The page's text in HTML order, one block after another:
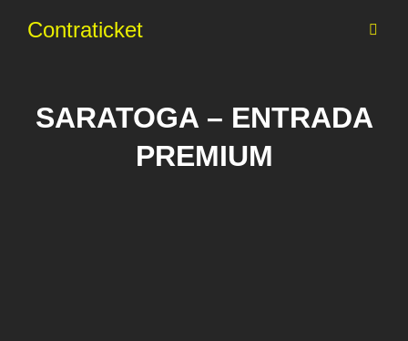
Contraticket
SARATOGA – ENTRADA
PREMIUM